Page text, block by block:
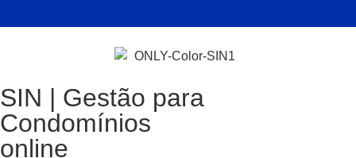
SIN | Gestão para
Condomínios
online